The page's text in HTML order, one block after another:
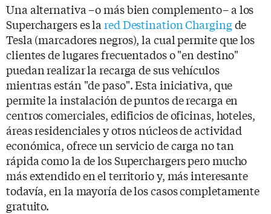
Una alternativa –o más bien complemento– a los
Superchargers es la red Destination Chargingde
Tesla (marcadores negros), la cual permite que los
clientes de lugares frecuentados o "en destino"
puedan realizar la recarga de sus vehículos
mientras están "de paso". Esta iniciativa, que
permite la instalación de puntos de recarga en
centros comerciales, edificios de oficinas, hoteles,
áreas residenciales y otros núcleos de actividad
económica, ofrece un servicio de carga no tan
rápida como la de los Superchargers pero mucho
más extendido en el territorio y, más interesante
todavía, en la mayoría de los casos completamente
gratuito.